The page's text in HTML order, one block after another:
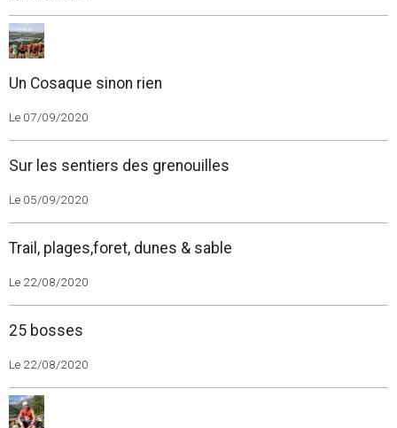
Un Cosaque sinon rien
Le 07/09/2020
Sur les sentiers des grenouilles
Le 05/09/2020
Trail, plages,foret, dunes & sable
Le 22/08/2020
25 bosses
Le 22/08/2020